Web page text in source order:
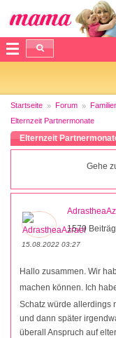
Startseite Forum
Elternzeit Partnermonate
Elternzeit
Gehe
1579
15.08.2022 03:27
Hallo zusammen. Wir
machen können. Ich
Schatz würde allerdings
und dann später
überall Anspruch auf